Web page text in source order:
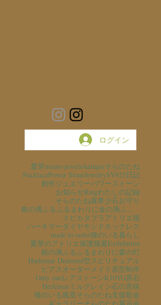
ログイン
愛芽meme-jewelsAntiqueそらのたね
NecklacePower StoneJewelrySV925日記
創作ジュエリーパワーストーン
お知らせRingわたしの記録
そらのたね展希少石お守り
銀の滴ふるふるまわりに金の滴ふるふるまわりに
スピカタブラ アトリエ猫
ハーキマーダイヤモンドネックレス
made to order猫のいる暮らし
愛芽のアトリエ保護猫翼Exihibition
銀の滴ふるふるまわりに森の灯
Harkimar Diamond空スピリチュアル
ピアス オーダーメイド 原型制作
Only oneレアストーンK10YG原石
Herkimarミルグレイン石の意味
猫のいる風景そらのたね支援彫金
ギャラリーそらのたね展示会